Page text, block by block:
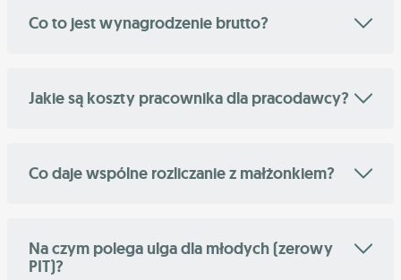
Co to jest wynagrodzenie brutto?
Jakie są koszty pracownika dla pracodawcy?
Co daje wspólne rozliczanie z małżonkiem?
Na czym polega ulga dla młodych (zerowy
PIT)?